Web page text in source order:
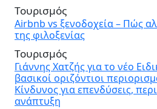
Τουρισμός
Airbnb vs ξενοδοχεία – Πώς
της φιλοξενίας
Τουρισμός
Γιάννης Χατζής για το νέο
βασικοί οριζόντιοι
Κίνδυνος για επενδύσεις,
ανάπτυξη